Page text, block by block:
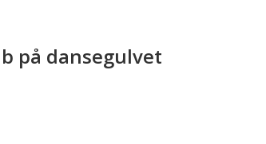
på dansegulvet